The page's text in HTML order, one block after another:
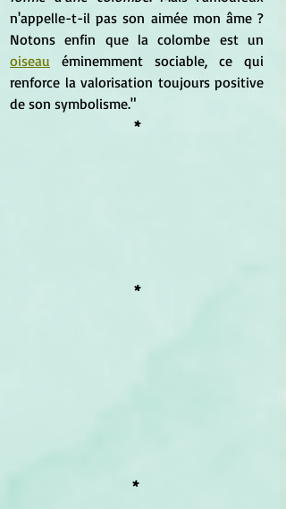
n'appelle-t-il pas son aimée mon âme ?
oiseau éminemment sociable, ce qui
renforce la valorisation toujours positive
de son symbolisme."
*
*
*